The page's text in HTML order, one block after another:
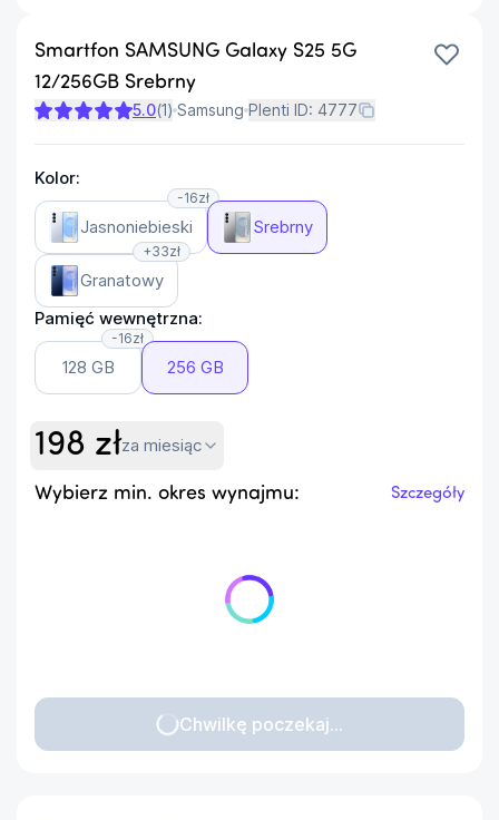
Smartfon SAMSUNG Galaxy S25 5G
12/256GB Srebrny
5.0(1) Samsung Plenti ID: 4777
Kolor:
-16zł
Jasnoniebieski Srebrny
+33zł
Granatowy
Pamięć wewnętrzna:
-16zł
128 GB 256 GB
198 złza miesiąc
Wybierz min. okres wynajmu: Szczegóły
Chwilkę poczekaj...